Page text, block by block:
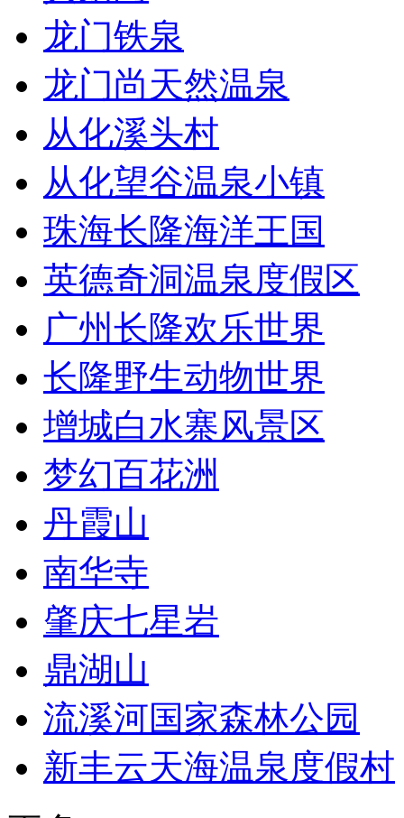
龙门铁泉
龙门尚天然温泉
从化溪头村
从化望谷温泉小镇
珠海长隆海洋王国
英德奇洞温泉度假区
广州长隆欢乐世界
长隆野生动物世界
增城白水寨风景区
梦幻百花洲
丹霞山
南华寺
肇庆七星岩
鼎湖山
流溪河国家森林公园
新丰云天海温泉度假村